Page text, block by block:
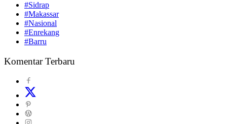
#Sidrap
#Makassar
#Nasional
#Enrekang
#Barru
Komentar Terbaru